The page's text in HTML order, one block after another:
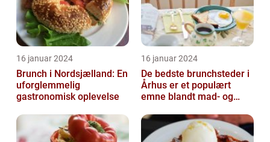
16 januar 2024
Brunch i Nordsjælland: En
uforglemmelig
gastronomisk oplevelse
16 januar 2024
De bedste brunchsteder i
Århus er et populært
emne blandt mad- og
lokale og turi...